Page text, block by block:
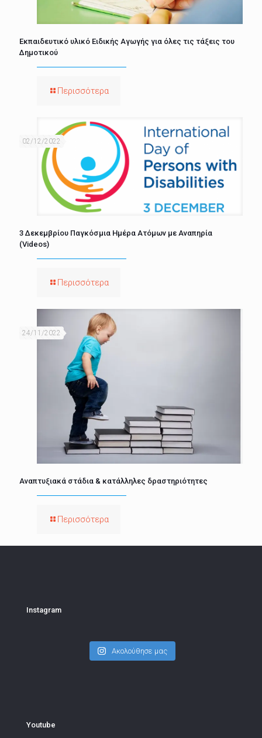
Εκπαιδευτικό υλικό Ειδικής Αγωγής για όλες τις τάξεις του
Δημοτικού
Περισσότερα
02/12/2022
3 Δεκεμβρίου Παγκόσμια Ημέρα Ατόμων με Αναπηρία
(Videos)
Περισσότερα
24/11/2022
Αναπτυξιακά στάδια & κατάλληλες δραστηριότητες
Περισσότερα
Instagram
Ακολούθησε μας
Youtube